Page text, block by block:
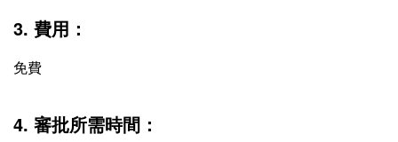
3. 費用：
免費
4. 審批所需時間：